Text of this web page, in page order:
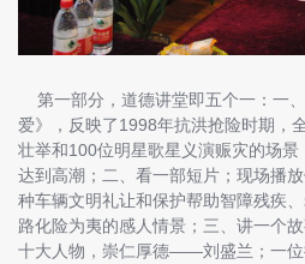
第一部分，道德讲堂即五个一：一
爱》，反映了1998年抗洪抢险时期，
壮举和100位明星歌星义演赈灾的场
达到高潮；二、看一部短片；现场播
种车辆文明礼让和保护帮助智障残疾
路化险为夷的感人情景；三、讲一个
十大人物，崇仁厚德——刘盛兰；一位